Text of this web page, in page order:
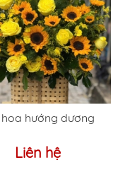
hoa hướng dương
Liên hệ